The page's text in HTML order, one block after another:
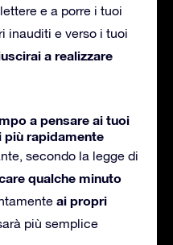
e a porre i tuoi
inauditi e verso i tuoi
a realizzare
a pensare ai tuoi
più rapidamente
secondo la legge di
qualche minuto
ai propri
più semplice